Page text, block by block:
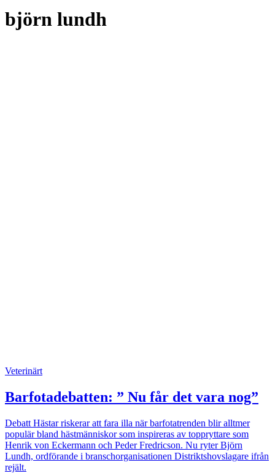
björn lundh
Veterinärt
Barfotadebatten: ” Nu får det vara nog”
Debatt Hästar riskerar att fara illa när barfotatrenden blir alltmer
populär bland hästmänniskor som inspireras av toppryttare som
Henrik von Eckermann och Peder Fredricson. Nu ryter Björn
Lundh, ordförande i branschorganisationen Distriktshovslagare ifrån
rejält.